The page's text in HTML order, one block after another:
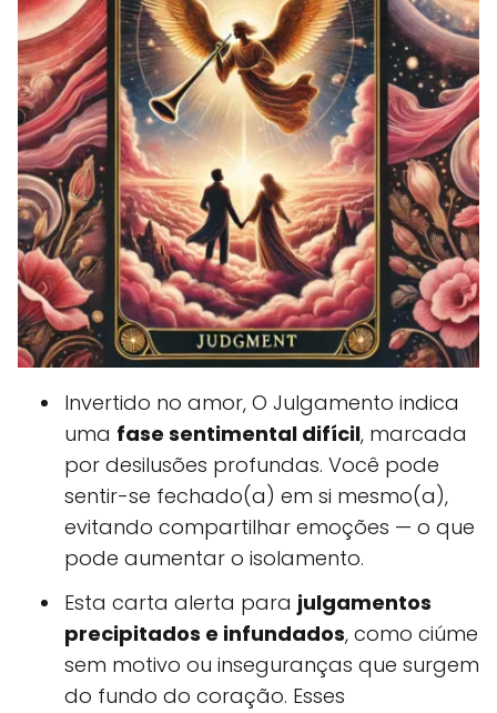
Invertido no amor, O Julgamento indica
uma fase sentimental difícil, marcada
por desilusões profundas. Você pode
sentir-se fechado(a) em si mesmo(a),
evitando compartilhar emoções — o que
pode aumentar o isolamento.
Esta carta alerta para julgamentos
precipitados e infundados, como ciúme
sem motivo ou inseguranças que surgem
do fundo do coração. Esses